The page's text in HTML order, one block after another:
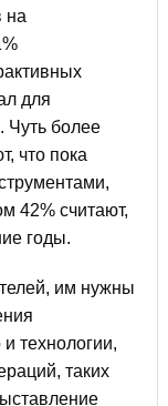
на
для
Чуть более
что пока
42% считают,
годы.
им нужны
технологии,
таких